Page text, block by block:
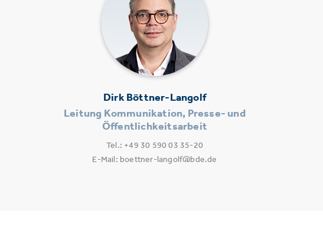
Dirk Böttner-Langolf
Leitung Kommunikation, Presse- und
Öffentlichkeitsarbeit
Tel.: +49 30 590 03 35-20
E-Mail: boettner-langolf@bde.de